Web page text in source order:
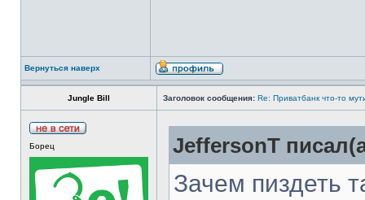
Вернуться наверх
Jungle Bill Заголовок сообщения: Re: Приватбанк что-то
Борец JeffersonT
Зачем пиздеть